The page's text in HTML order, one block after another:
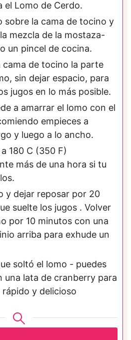
el Lomo de Cerdo.
sobre la cama de tocino y
mezcla de la mostaza-
un pincel de cocina.
cama de tocino la parte
sin dejar espacio, para
jugos en lo más posible.
a amarrar el lomo con el
empieces a
y luego a lo ancho.
180 C (350 F)
más de una hora si tu
y dejar reposar por 20
suelte los jugos . Volver
por 10 minutos con una
arriba para exhude un
soltó el lomo - puedes
una lata de cranberry para
y delicioso